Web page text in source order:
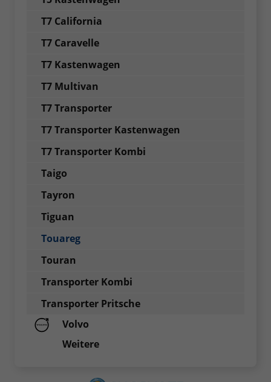
T7 California
T7 Caravelle
T7 Kastenwagen
T7 Multivan
T7 Transporter
T7 Transporter Kastenwagen
T7 Transporter Kombi
Taigo
Tayron
Tiguan
Touareg
Touran
Transporter Kombi
Transporter Pritsche
Volvo
Weitere